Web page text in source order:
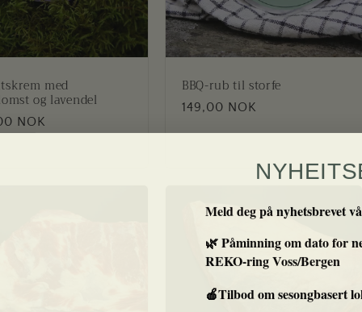
med
og lavendel
NOK
BBQ-rub til storfe
Vanlig
149,00 NOK
Meld deg på nyhetsbrevet
🌿 Påminning om dato for
REKO-ring Voss/Bergen
🍎Tilbod om sesongbasert